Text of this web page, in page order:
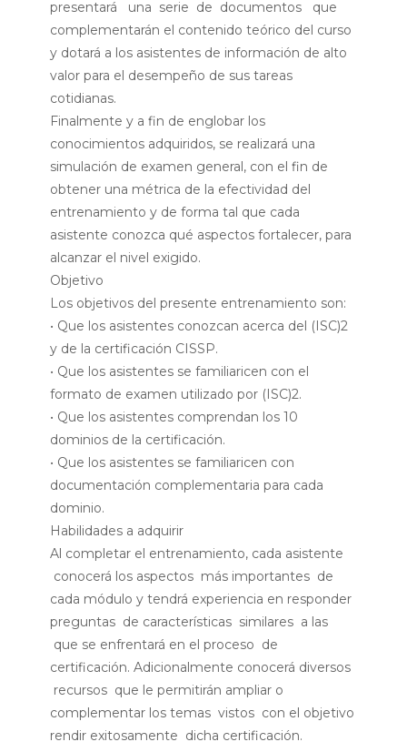
presentará una serie de documentos que
complementarán el contenido teórico del curso
y dotará a los asistentes de información de alto
valor para el desempeño de sus tareas
cotidianas.
Finalmente y a fin de englobar los
conocimientos adquiridos, se realizará una
simulación de examen general, con el fin de
obtener una métrica de la efectividad del
entrenamiento y de forma tal que cada
asistente conozca qué aspectos fortalecer, para
alcanzar el nivel exigido.
Objetivo
Los objetivos del presente entrenamiento son:
• Que los asistentes conozcan acerca del (ISC)2
y de la certificación CISSP.
• Que los asistentes se familiaricen con el
formato de examen utilizado por (ISC)2.
• Que los asistentes comprendan los 10
dominios de la certificación.
• Que los asistentes se familiaricen con
documentación complementaria para cada
dominio.
Habilidades a adquirir
Al completar el entrenamiento, cada asistente
conocerá los aspectos más importantes de
cada módulo y tendrá experiencia en responder
preguntas de características similares a las
que se enfrentará en el proceso de
certificación. Adicionalmente conocerá diversos
recursos que le permitirán ampliar o
complementar los temas vistos con el objetivo
rendir exitosamente dicha certificación.